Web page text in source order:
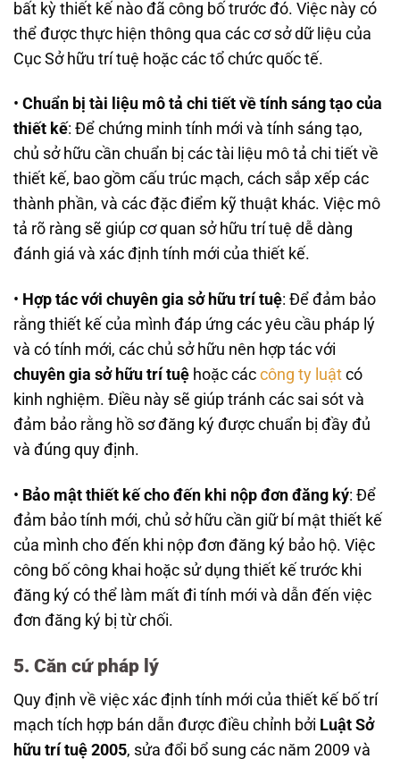
bất kỳ thiết kế nào đã công bố trước đó. Việc này có
thể được thực hiện thông qua các cơ sở dữ liệu của
Cục Sở hữu trí tuệ hoặc các tổ chức quốc tế.
• Chuẩn bị tài liệu mô tả chi tiết về tính sáng tạo của
thiết kế: Để chứng minh tính mới và tính sáng tạo,
chủ sở hữu cần chuẩn bị các tài liệu mô tả chi tiết về
thiết kế, bao gồm cấu trúc mạch, cách sắp xếp các
thành phần, và các đặc điểm kỹ thuật khác. Việc mô
tả rõ ràng sẽ giúp cơ quan sở hữu trí tuệ dễ dàng
đánh giá và xác định tính mới của thiết kế.
• Hợp tác với chuyên gia sở hữu trí tuệ: Để đảm bảo
rằng thiết kế của mình đáp ứng các yêu cầu pháp lý
và có tính mới, các chủ sở hữu nên hợp tác với
chuyên gia sở hữu trí tuệ hoặc các công ty luật có
kinh nghiệm. Điều này sẽ giúp tránh các sai sót và
đảm bảo rằng hồ sơ đăng ký được chuẩn bị đầy đủ
và đúng quy định.
• Bảo mật thiết kế cho đến khi nộp đơn đăng ký: Để
đảm bảo tính mới, chủ sở hữu cần giữ bí mật thiết kế
của mình cho đến khi nộp đơn đăng ký bảo hộ. Việc
công bố công khai hoặc sử dụng thiết kế trước khi
đăng ký có thể làm mất đi tính mới và dẫn đến việc
đơn đăng ký bị từ chối.
5. Căn cứ pháp lý
Quy định về việc xác định tính mới của thiết kế bố trí
mạch tích hợp bán dẫn được điều chỉnh bởi Luật Sở
hữu trí tuệ 2005, sửa đổi bổ sung các năm 2009 và